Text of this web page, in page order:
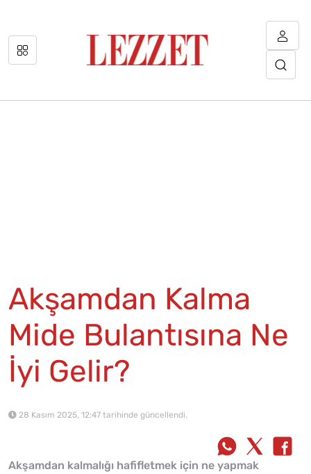
Akşamdan Kalma
Mide Bulantısına Ne
İyi Gelir?
28 Kasım 2025, 12:47 tarihinde güncellendi.
Akşamdan kalmalığı hafifletmek için ne yapmak